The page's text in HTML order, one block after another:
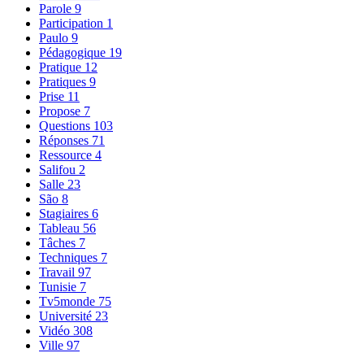
Parole 9
Participation 1
Paulo 9
Pédagogique 19
Pratique 12
Pratiques 9
Prise 11
Propose 7
Questions 103
Réponses 71
Ressource 4
Salifou 2
Salle 23
São 8
Stagiaires 6
Tableau 56
Tâches 7
Techniques 7
Travail 97
Tunisie 7
Tv5monde 75
Université 23
Vidéo 308
Ville 97